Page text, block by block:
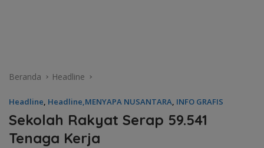
Beranda Headline
Headline, Headline,MENYAPA NUSANTARA, INFO GRAFIS
Sekolah Rakyat Serap 59.541
Tenaga Kerja